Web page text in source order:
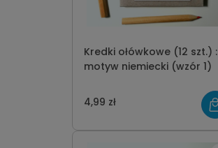
Kredki ołówkowe (12 szt.) :
motyw niemiecki (wzór 1)
4,99 zł